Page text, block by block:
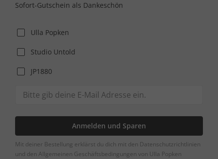
Sofort-Gutschein als Dankeschön
Ulla Popken
Studio Untold
JP1880
Anmelden und Sparen
Mit deiner Bestellung erklärst du dich mit den Datenschutzrichtlinien
und den Allgemeinen Geschäftsbedingungen von Ulla Popken